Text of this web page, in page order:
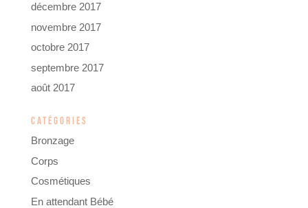
décembre 2017
novembre 2017
octobre 2017
septembre 2017
août 2017
CATÉGORIES
Bronzage
Corps
Cosmétiques
En attendant Bébé